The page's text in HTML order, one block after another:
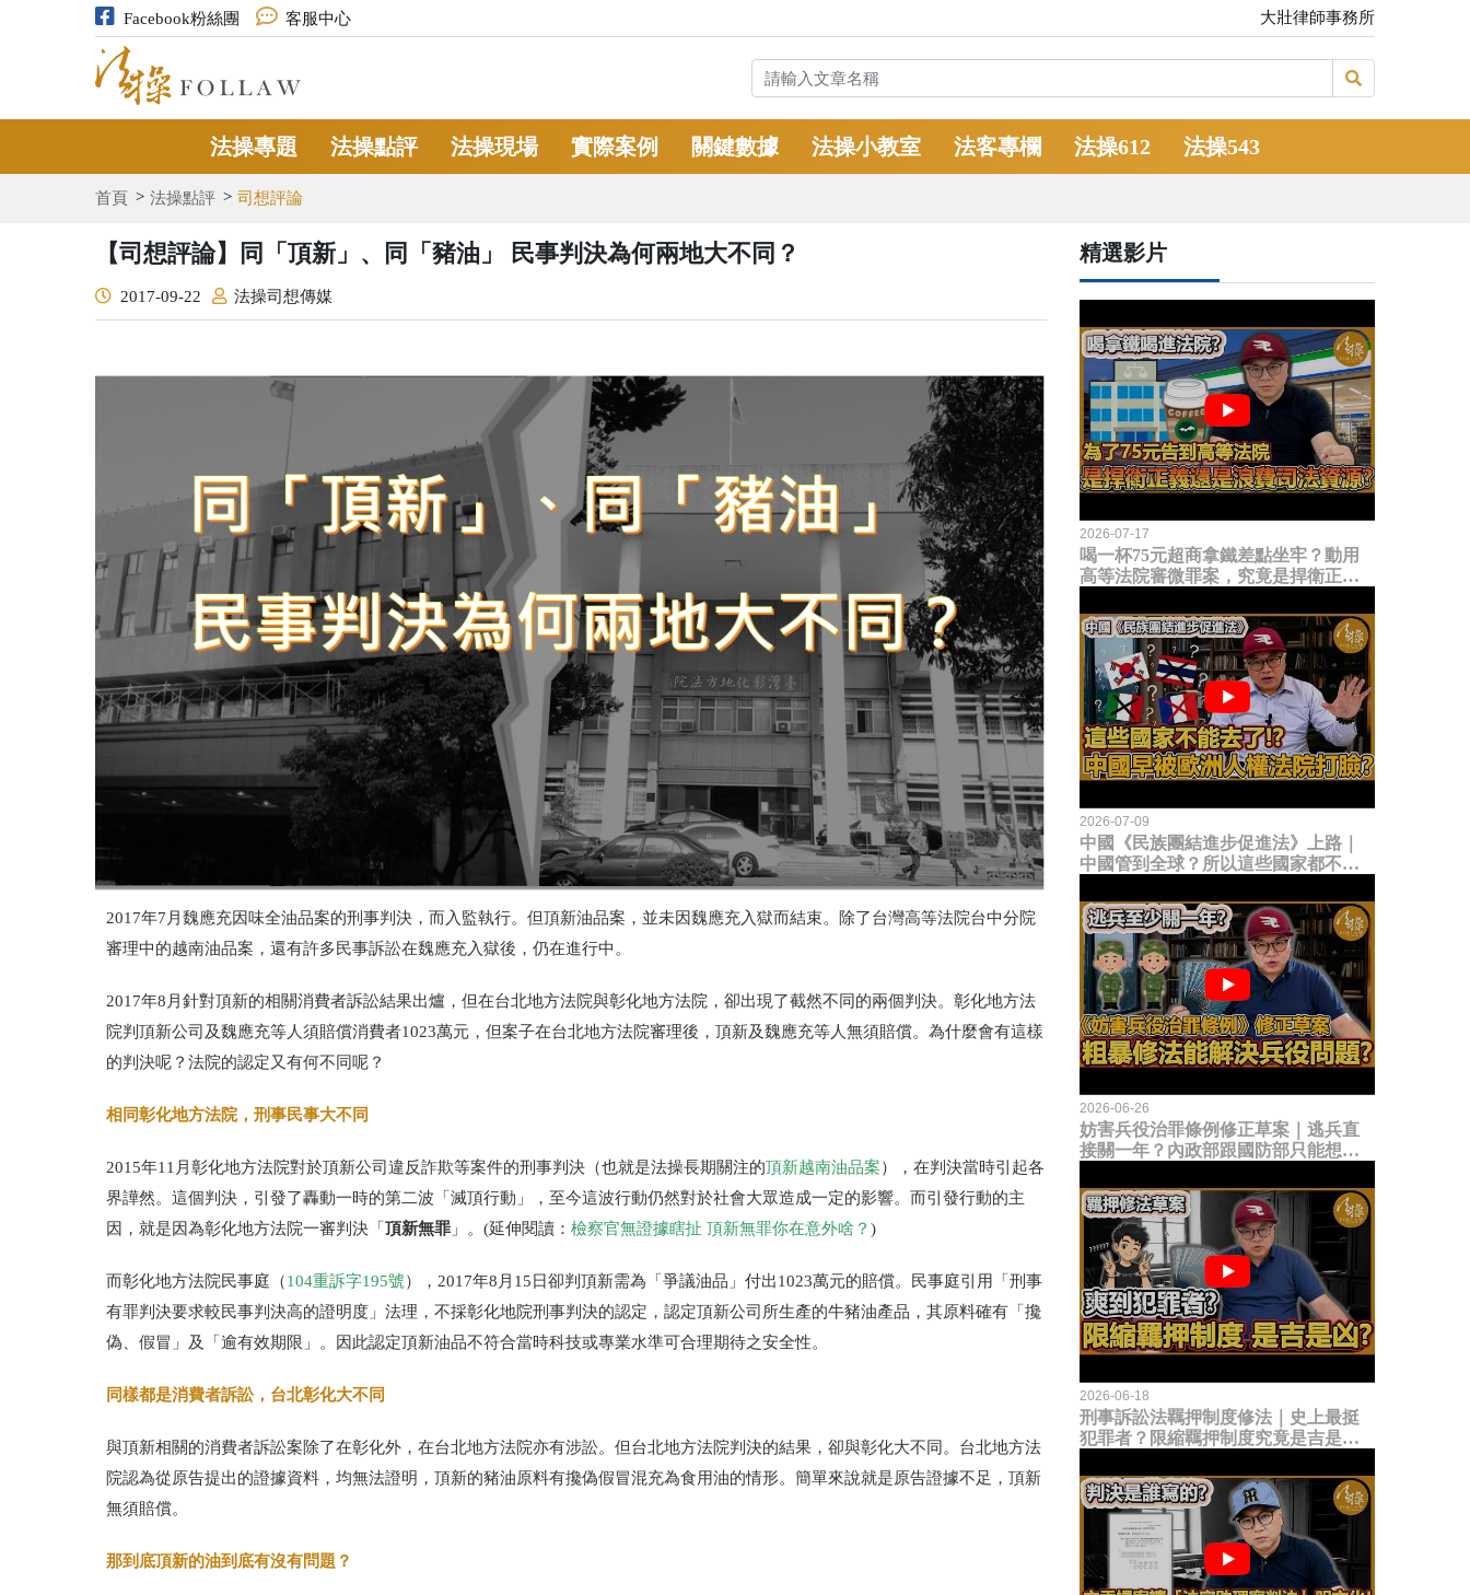
Facebook粉絲團 客服中心 大壯律師事務所
法操專題 法操點評 法操現場 實際案例 關鍵數據 法操小教室 法客專欄 法操612 法操543
首頁 法操點評 司想評論
【司想評論】同「頂新」、同「豬油」 民事判決為何兩地大不同？
2017-09-22 法操司想傳媒
2017年7 月魏應充因味全油品案的刑事判決，而入監執行。但頂新油品案，並未因魏應充入獄而結束。除了台灣高等法院台中分院
審理中的越南油品案，還有許多民事訴訟在魏應充入獄後，仍在進行中。
2017年8 月針對頂新的相關消費者訴訟結果出爐，但在台北地方法院與彰化地方法院，卻出現了截然不同的兩個判決。彰化地方法
院判頂新公司及魏應充等人須賠償消費者1023萬元，但案子在台北地方法院審理後，頂新及魏應充等人無須賠償。為什麼會有這樣
的判決呢？法院的認定又有何不同呢？
相同彰化地方法院，刑事民事大不同
2015年11月彰化地方法院對於頂新公司違反詐欺等案件的刑事判決（也就是法操長期關注的頂新越南油品案），在判決當時引起各
界譁然。這個判決，引發了轟動一時的第二波「滅頂行動」，至今這波行動仍然對於社會大眾造成一定的影響。而引發行動的主
因，就是因為彰化地方法院一審判決「 頂新無罪 」。(延伸閱讀： 檢察官無證據瞎扯 頂新無罪你在意外啥？ )
而彰化地方法院民事庭（104重訴字195號），2017年8月15日卻判頂新需為「爭議油品」付出1023萬元的賠償。民事庭引用「刑事
有罪判決要求較民事判決高的證明度」法理，不採彰化地院刑事判決的認定，認定頂新公司所生產的牛豬油產品，其原料確有「攙
偽、假冒」及「逾有效期限」。因此認定頂新油品不符合當時科技或專業水準可合理期待之安全性。
同樣都是消費者訴訟，台北彰化大不同
與頂新相關的消費者訴訟案除了在彰化外，在台北地方法院亦有涉訟。但台北地方法院判決的結果，卻與彰化大不同。台北地方法
院認為從原告提出的證據資料，均無法證明，頂新的豬油原料有攙偽假冒混充為食用油的情形。簡單來說就是原告證據不足，頂新
無須賠償。
那到底頂新的油到底有沒有問題？
精選影片
2026-07-17
喝一杯75元超商拿鐵差點坐牢？動用
高等法院審微罪案，究竟是捍衛正義
2026-07-09
中國《民族團結進步促進法》上路｜
中國管到全球？所以這些國家都不能
臉？
2026-06-26
妨害兵役治罪條例修正草案｜逃兵直
接關一年？內政部跟國防部只能想到
題？
2026-06-18
刑事訴訟法羈押制度修法｜史上最挺
犯罪者？限縮羈押制度究竟是吉是